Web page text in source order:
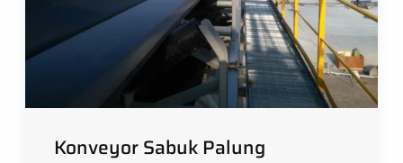
Konveyor Sabuk Palung